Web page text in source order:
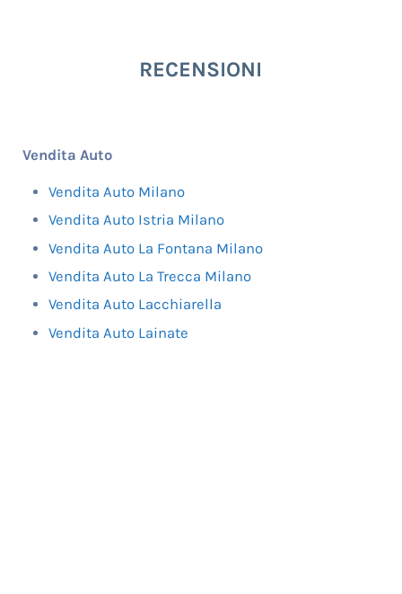
RECENSIONI
Vendita Auto
Vendita Auto Milano
Vendita Auto Istria Milano
Vendita Auto La Fontana Milano
Vendita Auto La Trecca Milano
Vendita Auto Lacchiarella
Vendita Auto Lainate